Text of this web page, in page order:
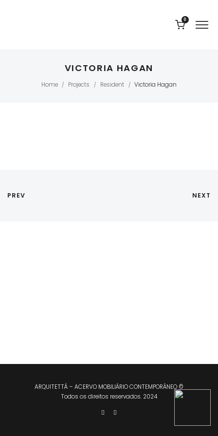
0
VICTORIA HAGAN
Home / Projects / Resident / Victoria Hagan
PREV NEXT
ARQUITETTÁ – ACERVO MOBILIÁRIO CONTEMPORÂNEO ©
Todos os direitos reservados. 2024